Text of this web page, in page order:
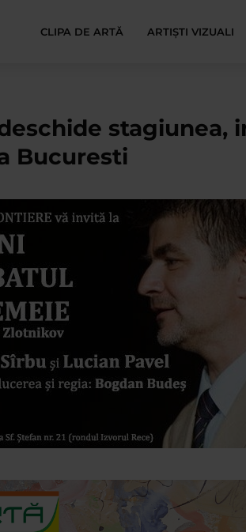
CLIPA DE ARTĂ ARTIȘTI VIZUALI
stagiunea,
Bucuresti